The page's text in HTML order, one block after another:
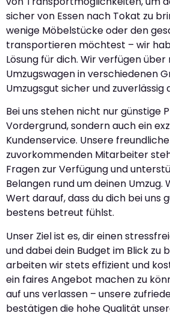
sicher von Essen nach Tokat zu
wenige Möbelstücke oder den
transportieren möchtest – wir
Lösung für dich. Wir verfügen
Umzugswagen in verschiedenen
Umzugsgut sicher und zuverlässig
Bei uns stehen nicht nur günstige
Vordergrund, sondern auch ein
Kundenservice. Unsere
zuvorkommenden Mitarbeiter
Fragen zur Verfügung und
Belangen rund um deinen Umzug.
Wert darauf, dass du dich bei uns
bestens betreut fühlst.
Unser Ziel ist es, dir einen
und dabei dein Budget im Blick zu
arbeiten wir stets effizient und
ein faires Angebot machen zu
auf uns verlassen – unsere
bestätigen die hohe Qualität